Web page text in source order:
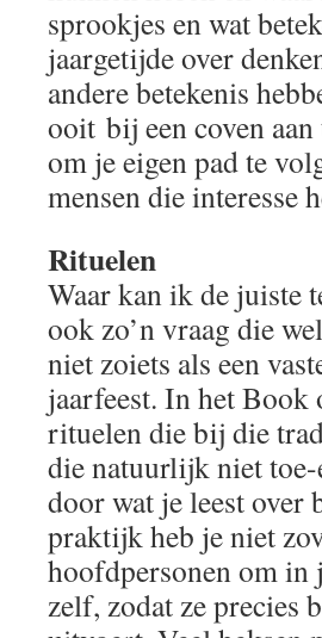
sprookjes en wat
jaargetijde over
andere betekenis
ooit bij een coven
om je eigen pad te
mensen die interesse
Rituelen
Waar kan ik de juiste
ook zo’n vraag die
niet zoiets als een
jaarfeest. In het Book
rituelen die bij die
die natuurlijk niet
door wat je leest over
praktijk heb je niet
hoofdpersonen om in
zelf, zodat ze precies